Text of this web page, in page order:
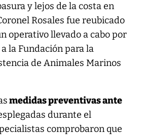
y lejos de la costa en
Rosales fue reubicado
operativo llevado a cabo por
la Fundación para la
de Animales Marinos
medidas preventivas ante
durante el
comprobaron que